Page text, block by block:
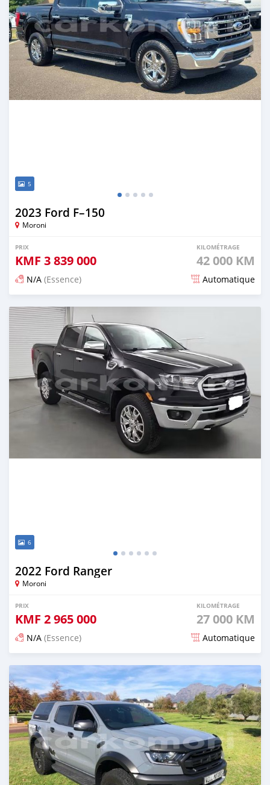
5
2023 Ford F–150
Moroni
PRIX
KMF 3 839 000
KILOMÉTRAGE
42 000 KM
N/A (Essence) Automatique
Publié il y a 4 mois
6
2022 Ford Ranger
Moroni
PRIX
KMF 2 965 000
KILOMÉTRAGE
27 000 KM
N/A (Essence) Automatique
Publié il y a 5 mois